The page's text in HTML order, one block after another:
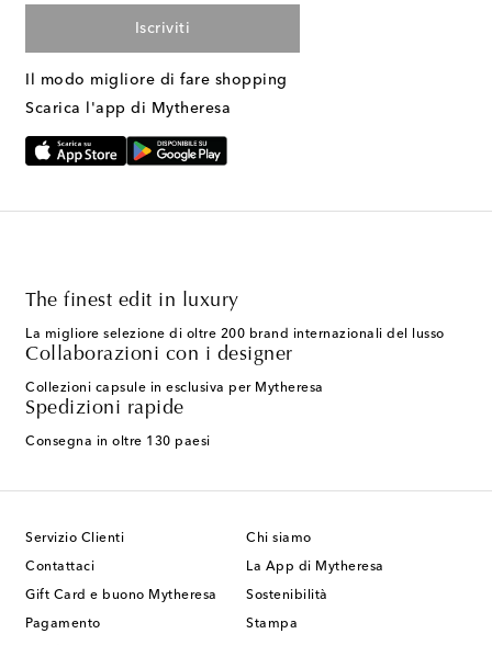
Iscriviti
Il modo migliore di fare shopping
Scarica l'app di Mytheresa
The finest edit in luxury
La migliore selezione di oltre 200 brand internazionali del lusso
Collaborazioni con i designer
Collezioni capsule in esclusiva per Mytheresa
Spedizioni rapide
Consegna in oltre 130 paesi
Servizio Clienti
Contattaci
Gift Card e buono Mytheresa
Pagamento
Chi siamo
La App di Mytheresa
Sostenibilità
Stampa